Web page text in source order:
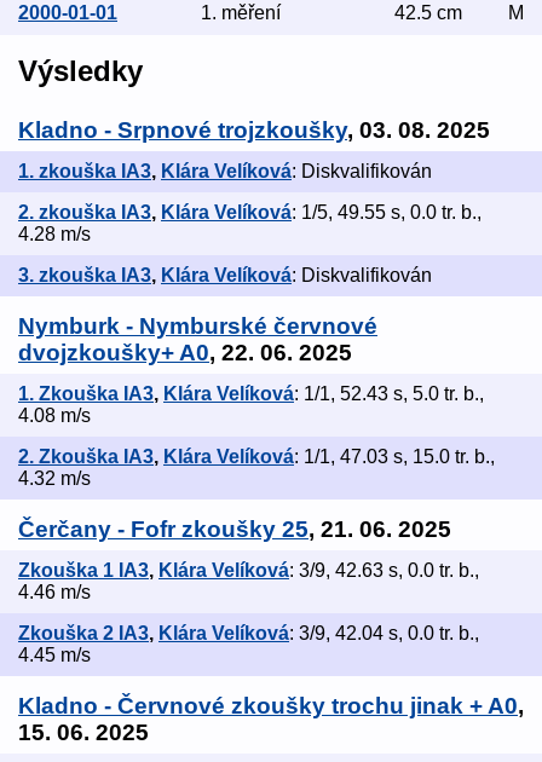
2000-01-01 1. měření 42.5 cm M
Výsledky
Kladno - Srpnové trojzkoušky, 03. 08. 2025
1. zkouška IA3, Klára Velíková: Diskvalifikován
2. zkouška IA3, Klára Velíková: 1/5, 49.55 s, 0.0 tr. b.,
4.28 m/s
3. zkouška IA3, Klára Velíková: Diskvalifikován
Nymburk - Nymburské červnové
dvojzkoušky+ A0, 22. 06. 2025
1. Zkouška IA3, Klára Velíková: 1/1, 52.43 s, 5.0 tr. b.,
4.08 m/s
2. Zkouška IA3, Klára Velíková: 1/1, 47.03 s, 15.0 tr. b.,
4.32 m/s
Čerčany - Fofr zkoušky 25, 21. 06. 2025
Zkouška 1 IA3, Klára Velíková: 3/9, 42.63 s, 0.0 tr. b.,
4.46 m/s
Zkouška 2 IA3, Klára Velíková: 3/9, 42.04 s, 0.0 tr. b.,
4.45 m/s
Kladno - Červnové zkoušky trochu jinak + A0,
15. 06. 2025